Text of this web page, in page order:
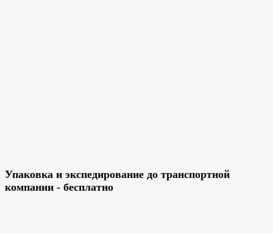
Упаковка и экспедирование до транспортной
компании - бесплатно